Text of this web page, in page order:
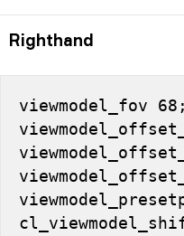
Righthand
viewmodel_fov 68;